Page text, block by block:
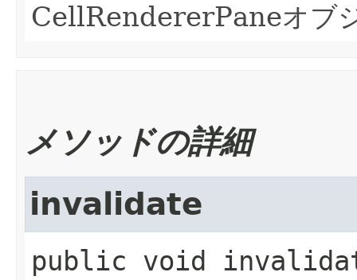
CellRendererPaneオブ
メソッドの詳細
invalidate
public void